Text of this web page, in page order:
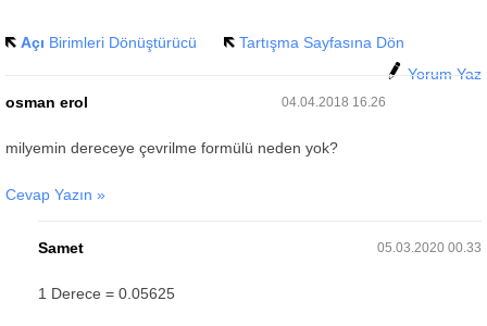
Açı Birimleri Dönüştürücü
Tartışma Sayfasına Dön
Yorum Yaz
osman erol
04.04.2018 16.26
milyemin dereceye çevrilme formülü neden yok?
Cevap Yazın »
Samet 05.03.2020 00.33
1 Derece = 0.05625